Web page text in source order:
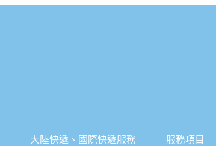
大陸快遞、國際快遞服務 服務項目